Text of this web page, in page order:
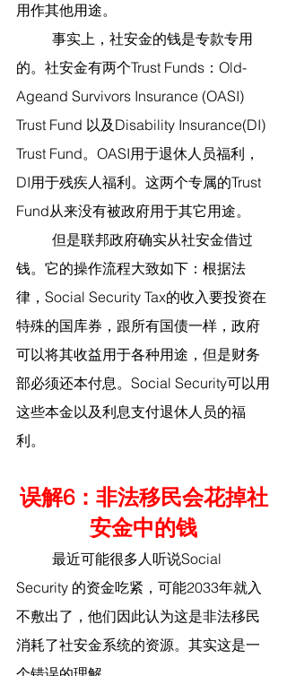
用作其他用途。
的。社安金有两个Trust Funds：Old-
Ageand Survivors Insurance (OASI)
Trust Fund 以及Disability Insurance(DI)
Trust Fund。OASI用于退休人员福利，
DI用于残疾人福利。这两个专属的Trust
Fund从来没有被政府用于其它用途。
钱。它的操作流程大致如下：根据法
律，Social Security Tax的收入要投资在
特殊的国库券，跟所有国债一样，政府
可以将其收益用于各种用途，但是财务
部必须还本付息。Social Security可以用
这些本金以及利息支付退休人员的福
利。
误解6：非法移民会花掉社
安金中的钱
Security 的资金吃紧，可能2033年就入
不敷出了，他们因此认为这是非法移民
消耗了社安金系统的资源。其实这是一